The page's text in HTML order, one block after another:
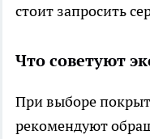
стоит запросить
Что советуют
При выборе
рекомендуют